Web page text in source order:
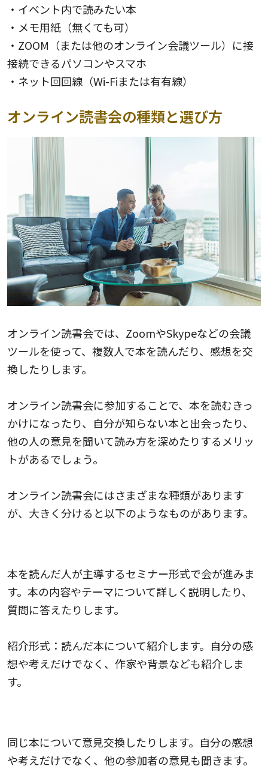
・イベント内で読みたい本
・メモ用紙（無くても可）
・ZOOM（または他のオンライン会議ツール）に接
接続できるパソコンやスマホ
・ネット回回線（Wi-Fiまたは有有線）
オンライン読書会の種類と選び方
オンライン読書会では、ZoomやSkypeなどの会議
ツールを使って、複数人で本を読んだり、感想を交
換したりします。
オンライン読書会に参加することで、本を読むきっ
かけになったり、自分が知らない本と出会ったり、
他の人の意見を聞いて読み方を深めたりするメリッ
トがあるでしょう。
オンライン読書会にはさまざまな種類があります
が、大きく分けると以下のようなものがあります。
本を読んだ人が主導するセミナー形式で会が進みま
す。本の内容やテーマについて詳しく説明したり、
質問に答えたりします。
紹介形式：読んだ本について紹介します。自分の感
想や考えだけでなく、作家や背景なども紹介しま
す。
同じ本について意見交換したりします。自分の感想
や考えだけでなく、他の参加者の意見も聞きます。